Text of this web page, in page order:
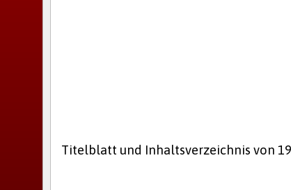
Titelblatt und Inhaltsverzeichnis von